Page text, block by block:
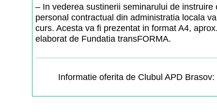
– In vederea sustinerii seminarului de instruire
personal contractual din administratia locala
curs. Acesta va fi prezentat in format A4,
elaborat de Fundatia transFORMA.
Informatie oferita de Clubul APD Brasov: